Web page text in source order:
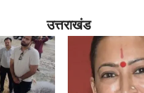
उत्तराखंड